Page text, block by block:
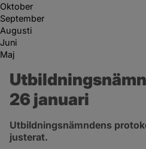
Oktober
September
Augusti
Juni
Maj
26 januari
Utbildningsnämndens
justerat.